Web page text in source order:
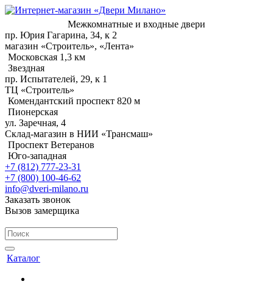
Межкомнатные и входные двери
пр. Юрия Гагарина, 34, к 2
магазин «Строитель», «Лента»
Московская 1,3 км
Звездная
пр. Испытателей, 29, к 1
ТЦ «Строитель»
Комендантский проспект 820 м
Пионерская
ул. Заречная, 4
Склад-магазин в НИИ «Трансмаш»
Проспект Ветеранов
Юго-западная
+7 (812) 777-23-31
+7 (800) 100-46-62
info@dveri-milano.ru
Заказать звонок
Вызов замерщика
Каталог